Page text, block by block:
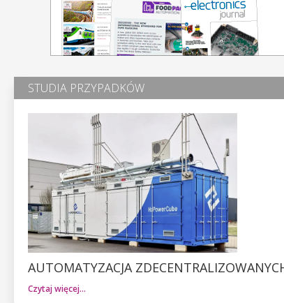
STUDIA PRZYPADKÓW
AUTOMATYZACJA
Czytaj więcej…